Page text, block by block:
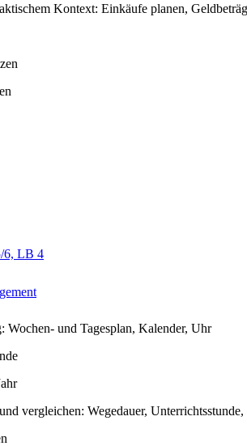
Kontext: Einkäufe planen,
6, LB 4
Wochen- und Tagesplan, Kalender, Uhr
vergleichen: Wegedauer, Unterrichtsstunde,